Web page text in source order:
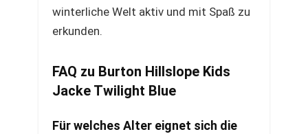
winterliche Welt aktiv und mit Spaß zu
erkunden.
FAQ zu Burton Hillslope Kids
Jacke Twilight Blue
Für welches Alter eignet sich die